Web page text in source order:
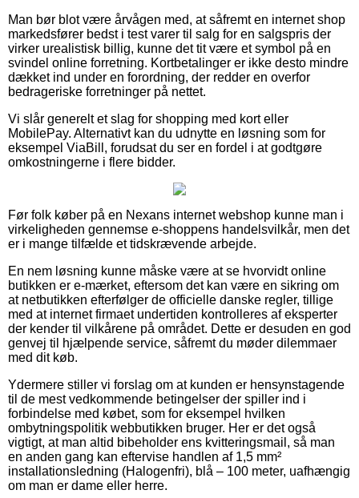
Man bør blot være årvågen med, at såfremt en internet shop
markedsfører bedst i test varer til salg for en salgspris der
virker urealistisk billig, kunne det tit være et symbol på en
svindel online forretning. Kortbetalinger er ikke desto mindre
dækket ind under en forordning, der redder en overfor
bedrageriske forretninger på nettet.
Vi slår generelt et slag for shopping med kort eller
MobilePay. Alternativt kan du udnytte en løsning som for
eksempel ViaBill, forudsat du ser en fordel i at godtgøre
omkostningerne i flere bidder.
Før folk køber på en Nexans internet webshop kunne man i
virkeligheden gennemse e-shoppens handelsvilkår, men det
er i mange tilfælde et tidskrævende arbejde.
En nem løsning kunne måske være at se hvorvidt online
butikken er e-mærket, eftersom det kan være en sikring om
at netbutikken efterfølger de officielle danske regler, tillige
med at internet firmaet undertiden kontrolleres af eksperter
der kender til vilkårene på området. Dette er desuden en god
genvej til hjælpende service, såfremt du møder dilemmaer
med dit køb.
Ydermere stiller vi forslag om at kunden er hensynstagende
til de mest vedkommende betingelser der spiller ind i
forbindelse med købet, som for eksempel hvilken
ombytningspolitik webbutikken bruger. Her er det også
vigtigt, at man altid bibeholder ens kvitteringsmail, så man
en anden gang kan eftervise handlen af 1,5 mm²
installationsledning (Halogenfri), blå – 100 meter, uafhængig
om man er dame eller herre.